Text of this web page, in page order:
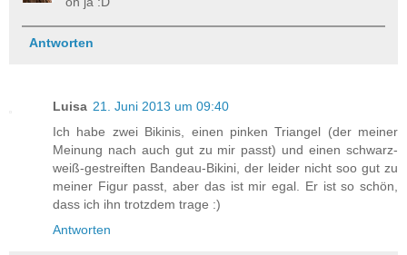
Antworten
Luisa 21. Juni 2013 um 09:40
Ich habe zwei Bikinis, einen pinken Triangel (der meiner
Meinung nach auch gut zu mir passt) und einen schwarz-
weiß-gestreiften Bandeau-Bikini, der leider nicht soo gut zu
meiner Figur passt, aber das ist mir egal. Er ist so schön,
dass ich ihn trotzdem trage :)
Antworten